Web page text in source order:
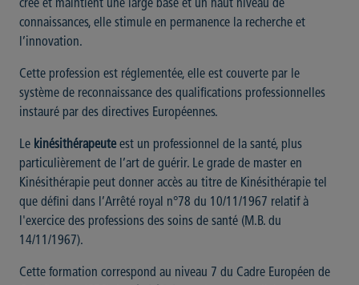
crée et maintient une large base et un haut niveau de
connaissances, elle stimule en permanence la recherche et
l’innovation.
Cette profession est réglementée, elle est couverte par le
système de reconnaissance des qualifications professionnelles
instauré par des directives Européennes.
Le kinésithérapeuteest un professionnel de la santé, plus
particulièrement de l’art de guérir. Le grade de master en
Kinésithérapie peut donner accès au titre de Kinésithérapie tel
que défini dans l’Arrêté royal n°78 du 10/11/1967 relatif à
l'exercice des professions des soins de santé (M.B. du
14/11/1967).
Cette formation correspond au niveau 7 du Cadre Européen de